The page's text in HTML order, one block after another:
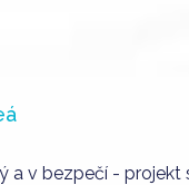
a v bezpečí - projekt